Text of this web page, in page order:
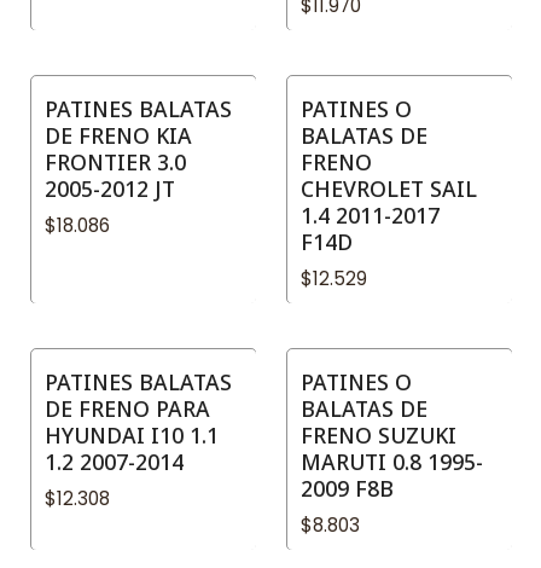
$11.970
PATINES BALATAS
DE FRENO KIA
FRONTIER 3.0
2005-2012 JT
$18.086
PATINES O
BALATAS DE
FRENO
CHEVROLET SAIL
1.4 2011-2017
F14D
$12.529
PATINES BALATAS
DE FRENO PARA
HYUNDAI I10 1.1
1.2 2007-2014
$12.308
PATINES O
BALATAS DE
FRENO SUZUKI
MARUTI 0.8 1995-
2009 F8B
$8.803